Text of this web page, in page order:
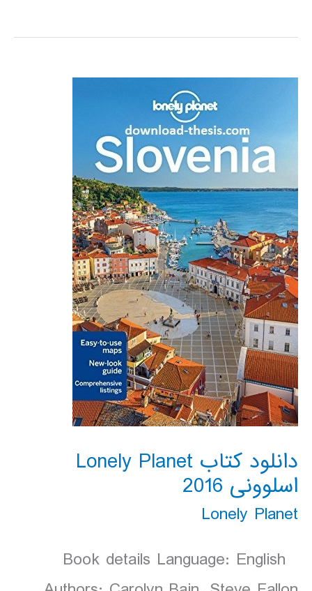
دانلود کتاب Lonely Planet
اسلوونی 2016
Lonely Planet
Book details Language: English